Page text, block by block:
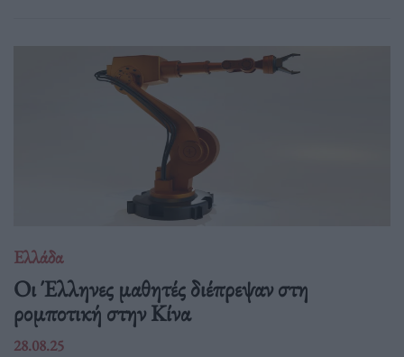
Ελλάδα
Οι Έλληνες μαθητές διέπρεψαν στη
ρομποτική στην Κίνα
28.08.25